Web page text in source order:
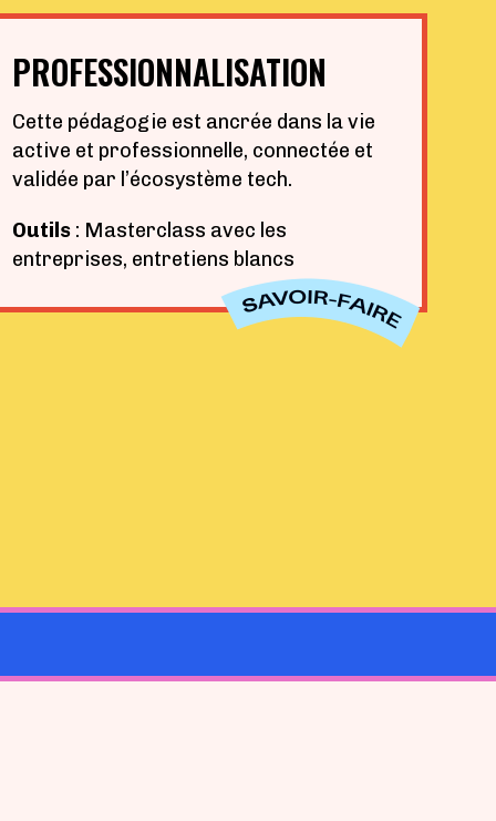
PROFESSIONNALISATION
Cette pédagogie est ancrée dans la vie
active et professionnelle, connectée et
validée par l’écosystème tech.
Outils : Masterclass avec les
entreprises, entretiens blancs